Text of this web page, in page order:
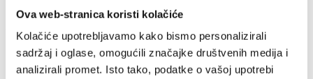
Ova web-stranica koristi kolačiće
Kolačiće upotrebljavamo kako bismo personalizirali
sadržaj i oglase, omogućili značajke društvenih medija i
analizirali promet. Isto tako, podatke o vašoj upotrebi
O-seal mehanički spojevi nisu prikladni za korištenje s RME
(Rape Methyl Ester) gorivom.